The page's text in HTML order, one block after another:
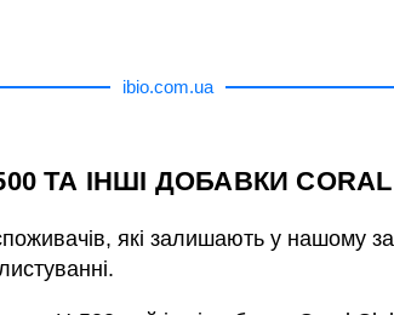
ibio.com.ua
ТА ІНШІ ДОБАВКИ CORAL
які залишають у нашому